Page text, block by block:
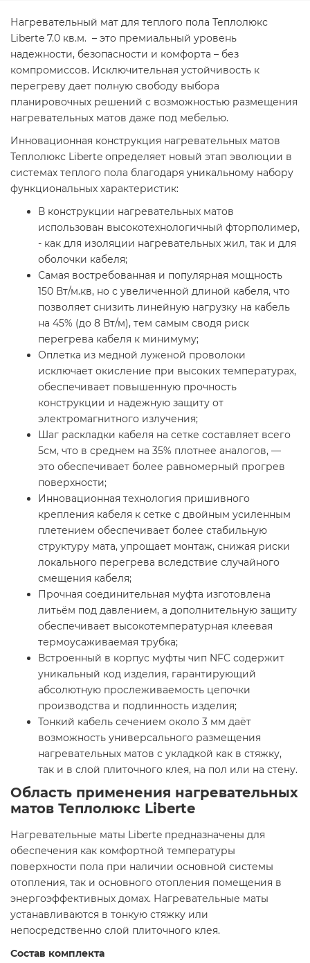
Нагревательный мат для теплого пола Теплолюкс
Liberte 7.0 кв.м. – это премиальный уровень
надежности, безопасности и комфорта – без
компромиссов. Исключительная устойчивость к
перегреву дает полную свободу выбора
планировочных решений с возможностью размещения
нагревательных матов даже под мебелью.
Инновационная конструкция нагревательных матов
Теплолюкс Liberte определяет новый этап эволюции в
системах теплого пола благодаря уникальному набору
функциональных характеристик:
В конструкции нагревательных матов
использован высокотехнологичный фторполимер,
- как для изоляции нагревательных жил, так и для
оболочки кабеля;
Самая востребованная и популярная мощность
150 Вт/м.кв, но с увеличенной длиной кабеля, что
позволяет снизить линейную нагрузку на кабель
на 45% (до 8 Вт/м), тем самым сводя риск
перегрева кабеля к минимуму;
Оплетка из медной луженой проволоки
исключает окисление при высоких температурах,
обеспечивает повышенную прочность
конструкции и надежную защиту от
электромагнитного излучения;
Шаг раскладки кабеля на сетке составляет всего
5см, что в среднем на 35% плотнее аналогов, —
это обеспечивает более равномерный прогрев
поверхности;
Инновационная технология пришивного
крепления кабеля к сетке с двойным усиленным
плетением обеспечивает более стабильную
структуру мата, упрощает монтаж, снижая риски
локального перегрева вследствие случайного
смещения кабеля;
Прочная соединительная муфта изготовлена
литьём под давлением, а дополнительную защиту
обеспечивает высокотемпературная клеевая
термоусаживаемая трубка;
Встроенный в корпус муфты чип NFC содержит
уникальный код изделия, гарантирующий
абсолютную прослеживаемость цепочки
производства и подлинность изделия;
Тонкий кабель сечением около 3 мм даёт
возможность универсального размещения
нагревательных матов с укладкой как в стяжку,
так и в слой плиточного клея, на пол или на стену.
Область применения нагревательных
матов Теплолюкс Liberte
Нагревательные маты Liberte предназначены для
обеспечения как комфортной температуры
поверхности пола при наличии основной системы
отопления, так и основного отопления помещения в
энергоэффективных домах. Нагревательные маты
устанавливаются в тонкую стяжку или
непосредственно слой плиточного клея.
Состав комплекта